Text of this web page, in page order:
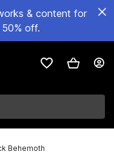
& content for
off.
Behemoth